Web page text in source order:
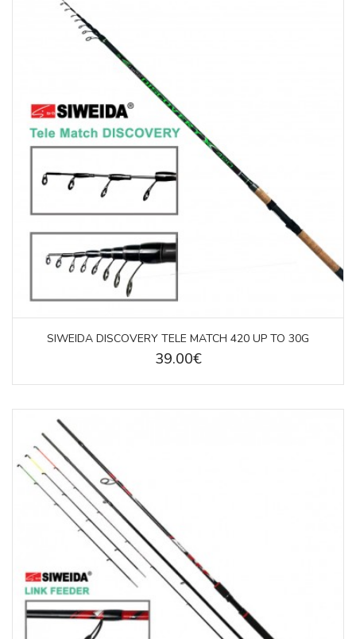
SIWEIDA DISCOVERY TELE MATCH 420 UP TO 30G
39.00€